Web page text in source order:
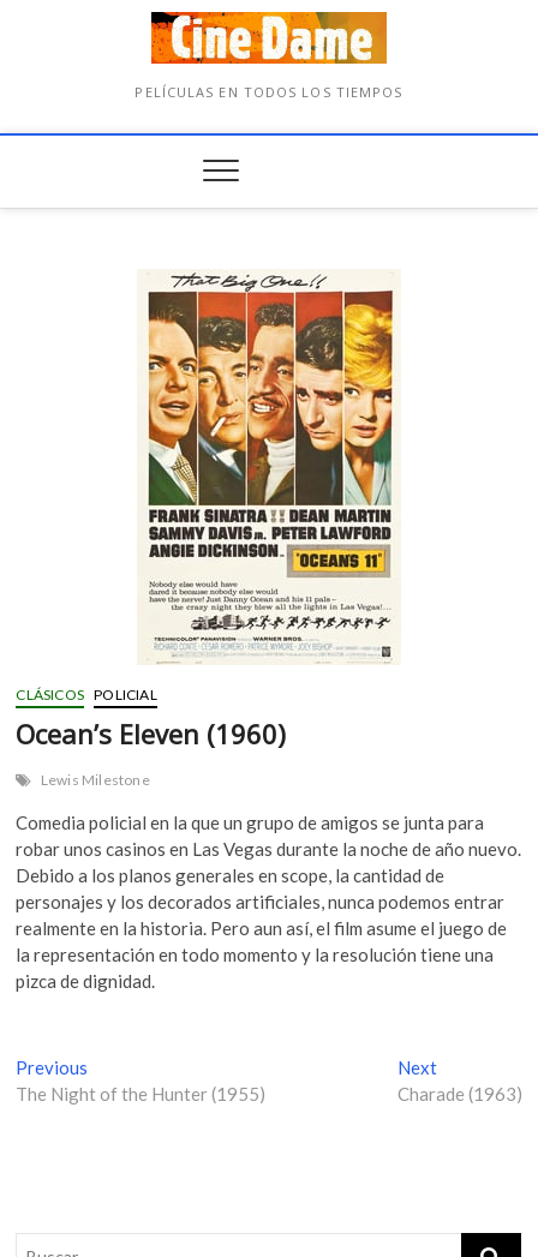
PELÍCULAS EN TODOS LOS TIEMPOS
CLÁSICOS POLICIAL
Ocean’s Eleven (1960)
Lewis Milestone
Comedia policial en la que un grupo de amigos se junta para
robar unos casinos en Las Vegas durante la noche de año nuevo.
Debido a los planos generales en scope, la cantidad de
personajes y los decorados artificiales, nunca podemos entrar
realmente en la historia. Pero aun así, el film asume el juego de
la representación en todo momento y la resolución tiene una
pizca de dignidad.
N
a
g
Previous
r
The Night of the Hunter (1955)
NextN
e
Charade (1963)